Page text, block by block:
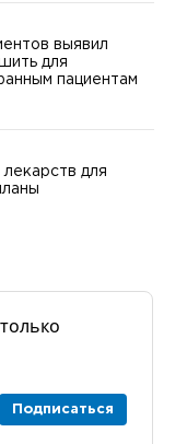
выявил
для
пациентам
для
Подписаться